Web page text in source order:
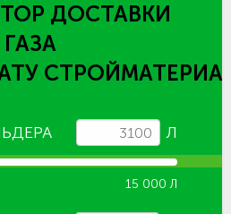
ДОСТАВКИ
ГАЗА
Л
15 000 Л